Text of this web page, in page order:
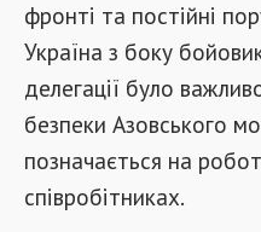
фронті та постійні
Україна з боку
делегації було
безпеки Азовського
позначається на
співробітниках.